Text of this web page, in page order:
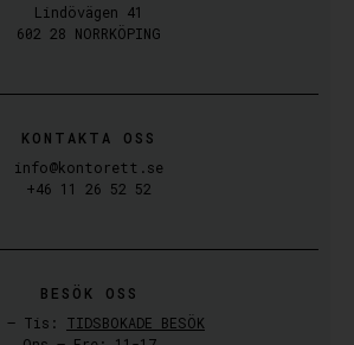
Lindövägen 41
602 28 NORRKÖPING
KONTAKTA OSS
info@kontorett.se
+46 11 26 52 52
BESÖK OSS
– Tis: TIDSBOKADE BESÖK